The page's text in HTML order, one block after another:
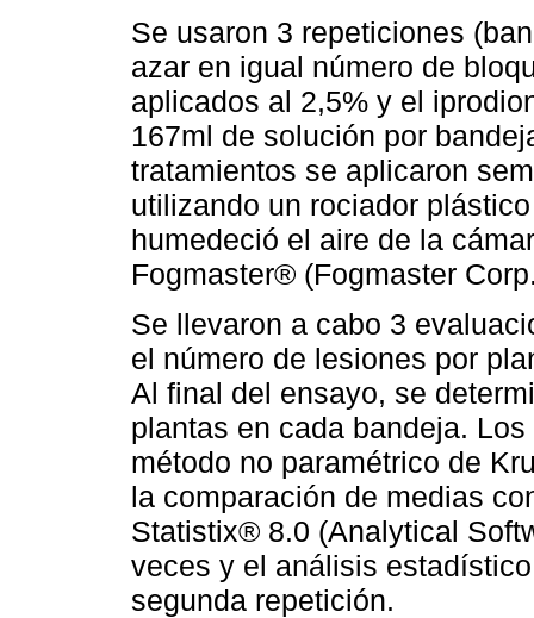
Se usaron 3 repeticiones
azar en igual número de
aplicados al 2,5% y el
167ml de solución por
tratamientos se aplicaron
utilizando un rociador
humedeció el aire de la
Fogmaster® (Fogmaster
Se llevaron a cabo 3
el número de lesiones por
Al final del ensayo, se
plantas en cada bandeja.
método no paramétrico de
la comparación de medias
Statistix® 8.0 (Analytical
veces y el análisis
segunda repetición.